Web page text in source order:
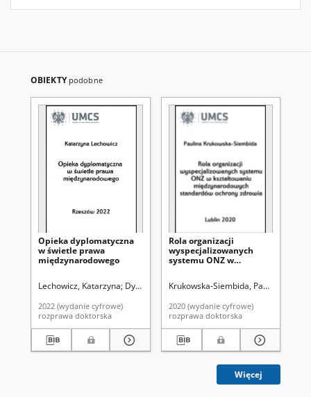
OBIEKTY podobne
Opieka dyplomatyczna
w świetle prawa
międzynarodowego
Lechowicz, Katarzyna Dynia, Elżbieta. Promotor Kuźniar, Dagmara.
2022 (wydanie cyfrowe)
rozprawa doktorska
Rola organizacji
wyspecjalizowanych
systemu ONZ w
standardów ochrony
Krukowska-Siembida, Paulina
2020 (wydanie cyfrowe)
rozprawa doktorska
Więcej